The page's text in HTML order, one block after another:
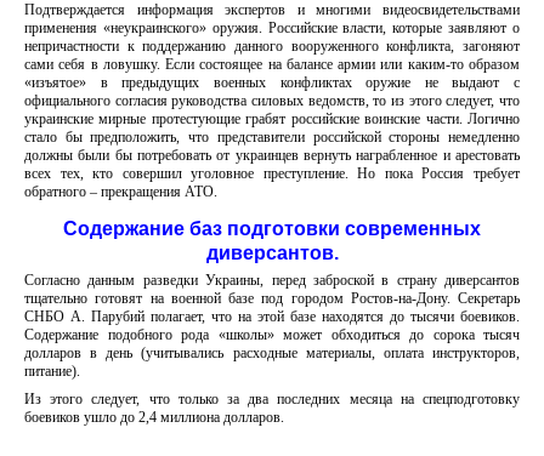
Подтверждается информация экспертов и многими видеосвидетельствами
применения «неукраинского» оружия. Российские власти, которые заявляют о
непричастности к поддержанию данного вооруженного конфликта, загоняют
сами себя в ловушку. Если состоящее на балансе армии или каким-то образом
«изъятое» в предыдущих военных конфликтах оружие не выдают с
официального согласия руководства силовых ведомств, то из этого следует, что
украинские мирные протестующие грабят российские воинские части. Логично
стало бы предположить, что представители российской стороны немедленно
должны были бы потребовать от украинцев вернуть награбленное и арестовать
всех тех, кто совершил уголовное преступление. Но пока Россия требует
обратного – прекращения АТО.
Содержание баз подготовки современных
диверсантов.
Согласно данным разведки Украины, перед заброской в страну диверсантов
тщательно готовят на военной базе под городом Ростов-на-Дону. Секретарь
СНБО А. Парубий полагает, что на этой базе находятся до тысячи боевиков.
Содержание подобного рода «школы» может обходиться до сорока тысяч
долларов в день (учитывались расходные материалы, оплата инструкторов,
питание).
Из этого следует, что только за два последних месяца на спецподготовку
боевиков ушло до 2,4 миллиона долларов.